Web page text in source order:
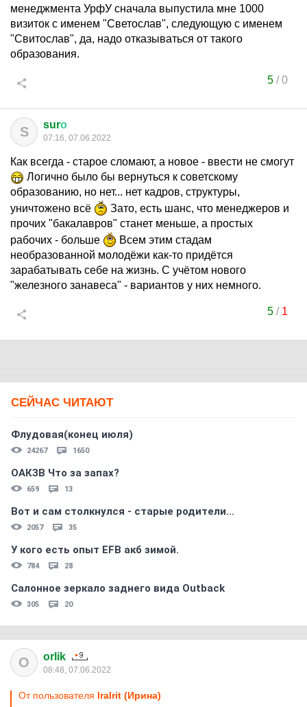
менеджмента УрфУ сначала выпустила мне 1000
визиток с именем "Светослав", следующую с именем
"Свитослав", да, надо отказываться от такого
образования.
5/0
S surо
07:16, 07.06.2022
Как всегда - старое сломают, а новое - ввести не смогут
Логично было бы вернуться к советскому
образованию, но нет... нет кадров, структуры,
уничтожено всё
Зато, есть шанс, что менеджеров и
прочих "бакалавров" станет меньше, а простых
рабочих - больше
Всем этим стадам
необразованной молодёжи как-то придётся
зарабатывать себе на жизнь. С учётом нового
"железного занавеса" - вариантов у них немного.
5/ 1
СЕЙЧАС ЧИТАЮТ
Флудовая(конец июля)
24267 1650
ОАКЗВ Что за запах?
659 13
Вот и сам столкнулся - старые родители...
2057 35
У кого есть опыт EFB акб зимой.
784 28
Салонное зеркало заднего вида Outback
305 20
O orlik
08:48, 07.06.2022
От пользователя IraIrit (Ирина)